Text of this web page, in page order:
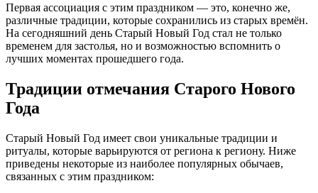
Первая ассоциация с этим праздником — это, конечно же,
различные традиции, которые сохранились из старых времён.
На сегодняшний день Старый Новый Год стал не только
временем для застолья, но и возможностью вспомнить о
лучших моментах прошедшего года.
Традиции отмечания Старого Нового
Года
Старый Новый Год имеет свои уникальные традиции и
ритуалы, которые варьируются от региона к региону. Ниже
приведены некоторые из наиболее популярных обычаев,
связанных с этим праздником: